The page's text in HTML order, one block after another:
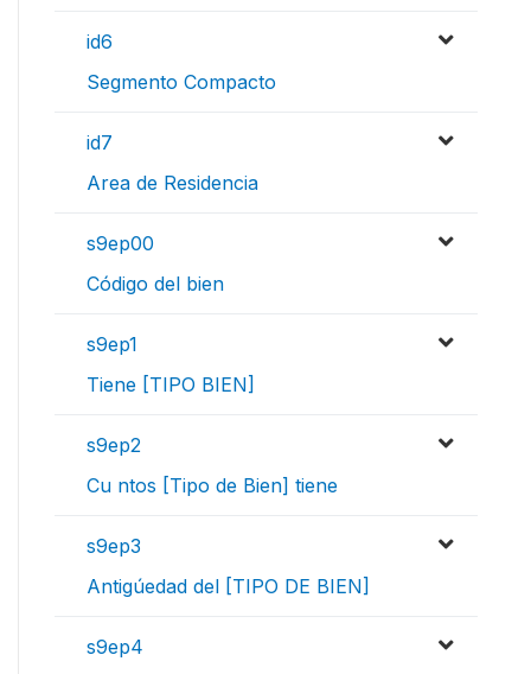
id6
Segmento Compacto
id7
Area de Residencia
s9ep00
Código del bien
s9ep1
Tiene [TIPO BIEN]
s9ep2
Cu ntos [Tipo de Bien] tiene
s9ep3
Antigúedad del [TIPO DE BIEN]
s9ep4